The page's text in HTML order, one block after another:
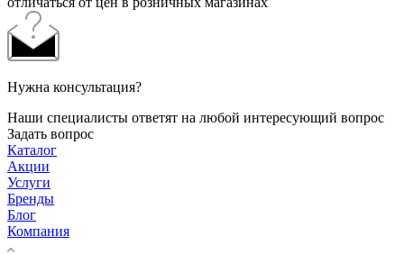
Нужна консультация?
Наши специалисты ответят на любой интересующий вопрос
Задать вопрос
Каталог
Акции
Услуги
Бренды
Блог
Компания